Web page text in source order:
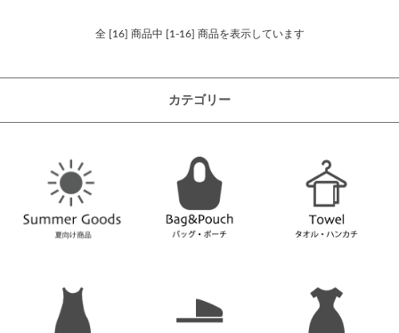
全 [16] 商品中 [1-16] 商品を表示しています
カテゴリー